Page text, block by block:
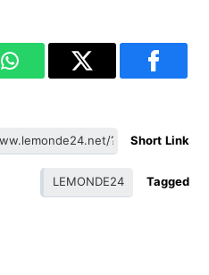
Short Link
Tagged
LEMONDE24